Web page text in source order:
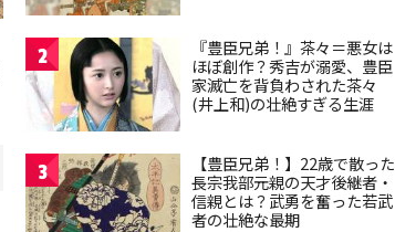
2
『豊臣兄弟！』茶々＝悪女は
ほぼ創作？秀吉が溺愛、豊臣
家滅亡を背負わされた茶々
(井上和)の壮絶すぎる生涯
3
【豊臣兄弟！】22歳で散った
長宗我部元親の天才後継者・
信親とは？武勇を奮った若武
者の壮絶な最期